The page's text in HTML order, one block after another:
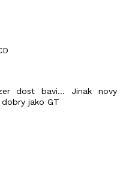
dost bavi... Jinak novy
dobry jako GT